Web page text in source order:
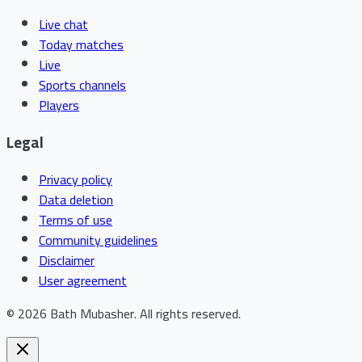
Live chat
Today matches
Live
Sports channels
Players
Legal
Privacy policy
Data deletion
Terms of use
Community guidelines
Disclaimer
User agreement
© 2026 Bath Mubasher.All rights reserved.